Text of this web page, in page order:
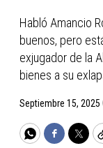
Habló Amancio
buenos, pero
exjugador de la
bienes a su
Septiembre 15, 2025
WhatsApp
Facebook